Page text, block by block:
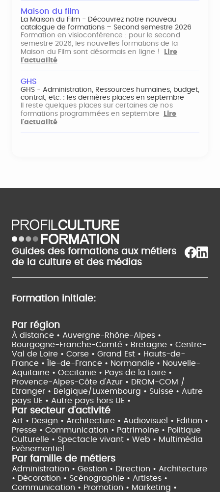
Maison du film
La Maison du Film - Découvrez notre nouveau
catalogue de formations – Second semestre 2026
Formation en visioconférence : pour le second
semestre 2026, les nouvelles formations de la
Maison du Film sont désormais en ligne !
Lire
l'actualité
GHS
GHS - Administration, Ressources humaines, budget,
contrat, etc. : les dernières places en septembre
Il reste quelques places sur certaines de nos
formations programmées en septembre
Lire
l'actualité
Guides des formations aux métiers
de la culture et des médias
Formation initiale:
Par région
À distance • Auvergne-Rhône-Alpes •
Bourgogne-Franche-Comté • Bretagne • Centre-
Val de Loire • Corse • Grand Est • Hauts-de-
France •
Île-de-France • Normandie • Nouvelle-
Aquitaine • Occitanie • Pays de la Loire •
Provence-Alpes-Côte d'Azur • DROM-COM /
Etranger • Belgique/Luxembourg • Suisse • Autre
pays UE • Autre pays hors UE •
Par secteur d'activité
Art • Design • Architecture • Audiovisuel • Edition •
Presse • Communication • Patrimoine • Politique
Culturelle • Spectacle vivant • Web • Multimédia
Evènementiel
Par famille de métiers
Administration • Gestion • Direction • Architecture
• Décoration • Scénographie • Artistes •
Communication • Promotion • Marketing •